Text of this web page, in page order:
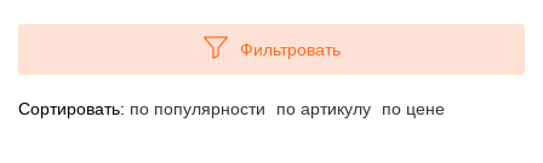
Фильтровать
Сортировать: по популярности по артикулу по цене